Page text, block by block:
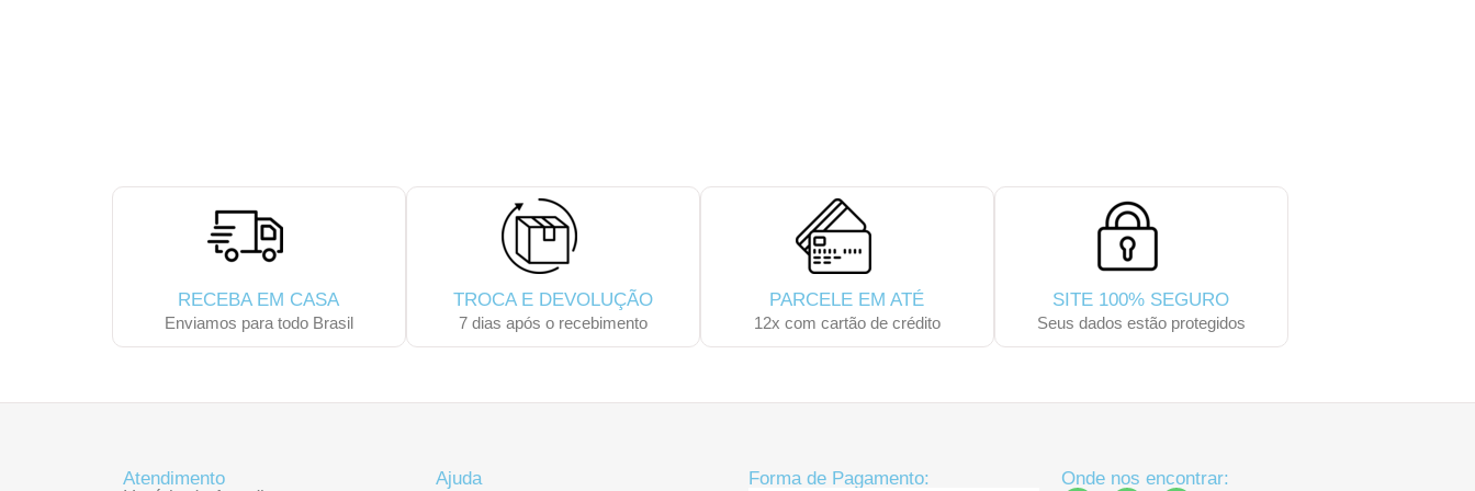
RECEBA EM CASA
Enviamos para todo Brasil
TROCA E DEVOLUÇÃO
7 dias após o recebimento
PARCELE EM ATÉ
12x com cartão de crédito
SITE 100% SEGURO
Seus dados estão protegidos
Atendimento
Ajuda Forma de Pagamento: Onde nos encontrar: